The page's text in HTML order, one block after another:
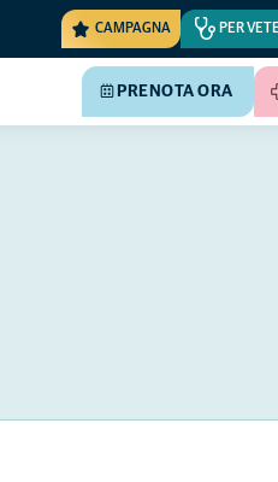
CAMPAGNA PER
PRENOTA ORA